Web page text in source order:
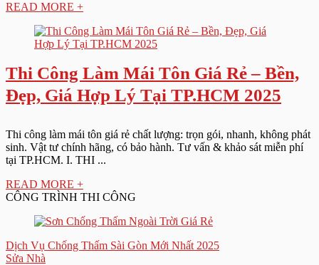
READ MORE +
Thi Công Làm Mái Tôn Giá Rẻ – Bền,
Đẹp, Giá Hợp Lý Tại TP.HCM 2025
Thi công làm mái tôn giá rẻ chất lượng: trọn gói, nhanh, không phát
sinh. Vật tư chính hãng, có bảo hành. Tư vấn & khảo sát miễn phí
tại TP.HCM. I. THI ...
READ MORE +
CÔNG TRÌNH THI CÔNG
Dịch Vụ Chống Thấm Sài Gòn Mới Nhất 2025
Sửa Nhà